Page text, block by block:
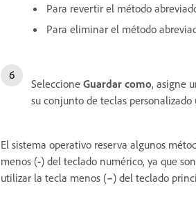
Para revertir el método
Para eliminar el método
Seleccione Guardar como, asigne
su conjunto de teclas personalizado
El sistema operativo reserva algunos
menos (-) del teclado numérico, ya que
utilizar la tecla menos (–) del teclado